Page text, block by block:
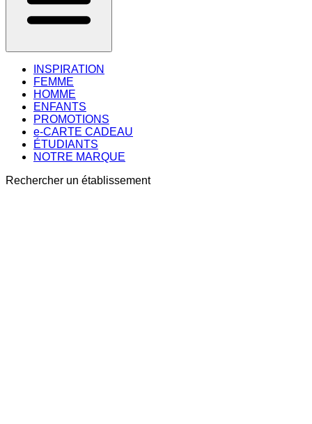
INSPIRATION
FEMME
HOMME
ENFANTS
PROMOTIONS
e-CARTE CADEAU
ÉTUDIANTS
NOTRE MARQUE
Rechercher un établissement